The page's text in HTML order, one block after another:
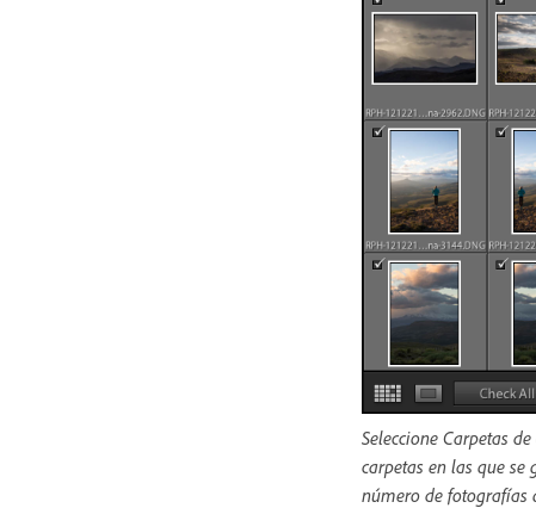
Seleccione Carpetas
carpetas en las que
número de fotografías